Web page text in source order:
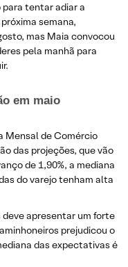
tentar adiar a
semana,
mas Maia convocou
pela manhã para
em maio
Mensal de Comércio
das projeções, que vão
de 1,90%, a mediana
do varejo tenham alta
deve apresentar um forte
prejudicou o
das expectativas é